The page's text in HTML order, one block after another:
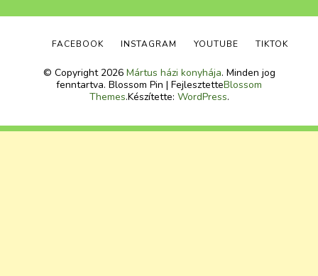
© Copyright 2026 Mártus házi konyhája. Minden jog
fenntartva. Blossom Pin | FejlesztetteBlossom
Themes.Készítette: WordPress.
FACEBOOK INSTAGRAM YOUTUBE TIKTOK